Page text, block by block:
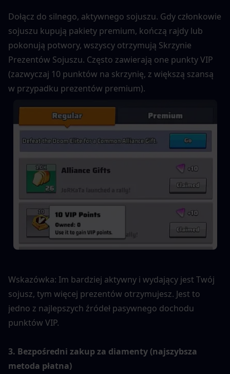
Dołącz do silnego, aktywnego sojuszu. Gdy członkowie
sojuszu kupują pakiety premium, kończą rajdy lub
pokonują potwory, wszyscy otrzymują Skrzynie
Prezentów Sojuszu. Często zawierają one punkty VIP
(zazwyczaj 10 punktów na skrzynię, z większą szansą
w przypadku prezentów premium).
Wskazówka: Im bardziej aktywny i wydający jest Twój
sojusz, tym więcej prezentów otrzymujesz. Jest to
jedno z najlepszych źródeł pasywnego dochodu
punktów VIP.
3. Bezpośredni zakup za diamenty (najszybsza
metoda płatna)